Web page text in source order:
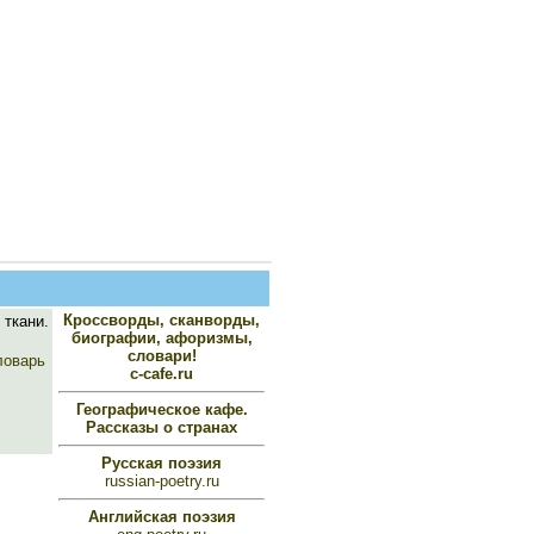
Кроссворды, сканворды,
биографии, афоризмы,
словари!
c-cafe.ru
Географическое кафе.
Рассказы о странах
Русская поэзия
russian-poetry.ru
Английская поэзия